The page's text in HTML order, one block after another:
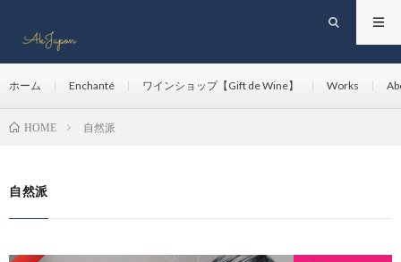
ホーム Enchanté ワインショップ【Gift de Wine】 Works
HOME 自然派
自然派